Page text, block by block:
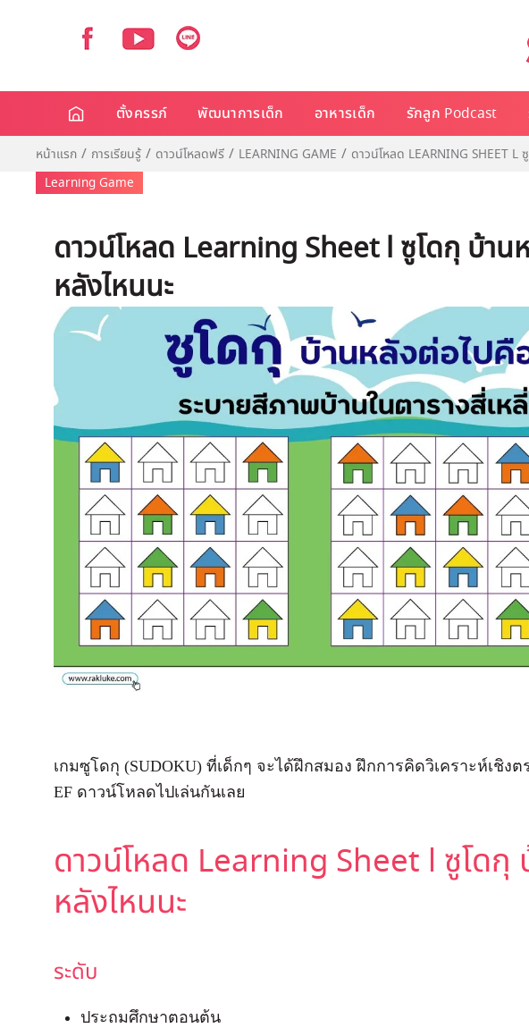
ตั้งครรภ์ พัฒนาการเด็ก อาหารเด็ก รักลูก Podcast
หน้าแรก การเรียนรู้ ดาวน์โหลดฟรี LEARNING GAME
ดาวน์โหลด LEARNING SHEET L
Learning Game
ดาวน์โหลด Learning Sheet l ซูโดกุ บ้าน
หลังไหนนะ
เกมซูโดกุ (SUDOKU) ที่เด็กๆ จะได้ฝึกสมอง ฝึกการคิดวิเคราะห์เชิงต
EF ดาวน์โหลดไปเล่นกันเลย
ดาวน์โหลด Learning Sheet l ซูโดกุ
หลังไหนนะ
ระดับ
ประถมศึกษาตอนต้น